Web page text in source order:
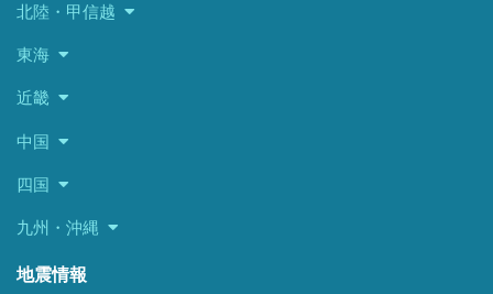
北陸・甲信越
東海
近畿
中国
四国
九州・沖縄
地震情報